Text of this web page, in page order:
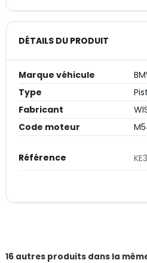
DÉTAILS DU PRODUIT
Marque véhicule
Type
Fabricant
Code moteur
Référence
16 autres produits dans la